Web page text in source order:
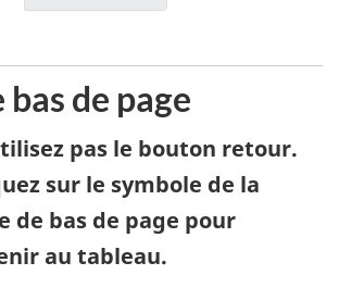
de page
pas le bouton retour.
sur le symbole de la
de bas de page pour
au tableau.